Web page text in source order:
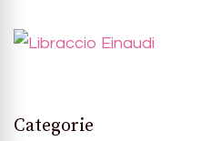
Categorie